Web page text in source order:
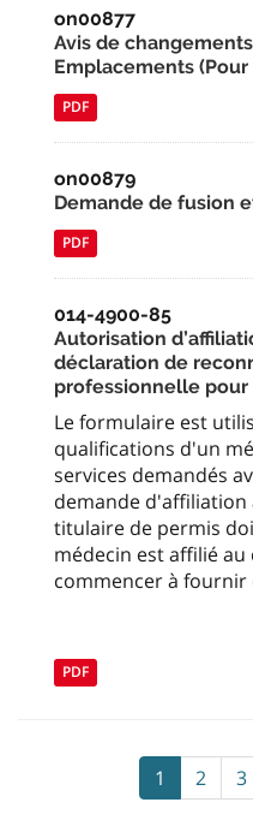
on00877
Avis de
Emplacements
PDF
on00879
Demande de fusion
PDF
014-4900-85
Autorisation
déclaration de
professionnelle pour
Le formulaire est
qualifications d'un
services demandés
demande d'affiliation
titulaire de permis
médecin est affilié
commencer à fournir
PDF
1 2 3